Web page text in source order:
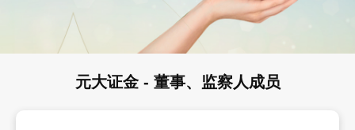
元大证金 - 董事、监察人成员